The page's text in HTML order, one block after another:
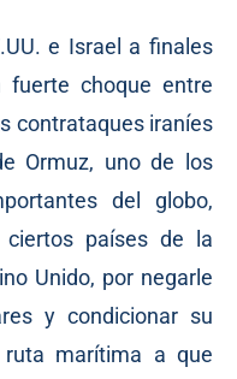
e Israel a finales
fuerte choque entre
contrataques iraníes
Ormuz, uno de los
del globo,
países de la
Unido, por negarle
y condicionar su
marítima a que